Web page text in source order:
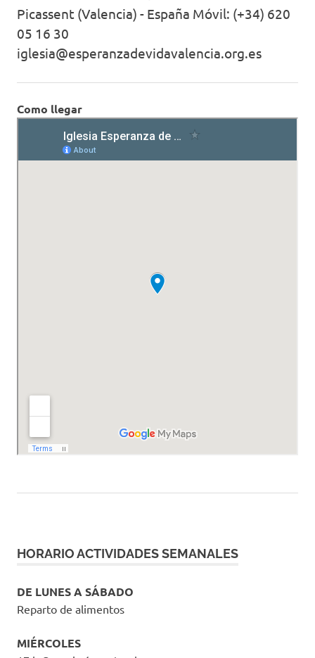
Picassent (Valencia) - España Móvil: (+34) 620
05 16 30
iglesia@esperanzadevidavalencia.org.es
Como llegar
HORARIO ACTIVIDADES SEMANALES
DE LUNES A SÁBADO
Reparto de alimentos
MIÉRCOLES